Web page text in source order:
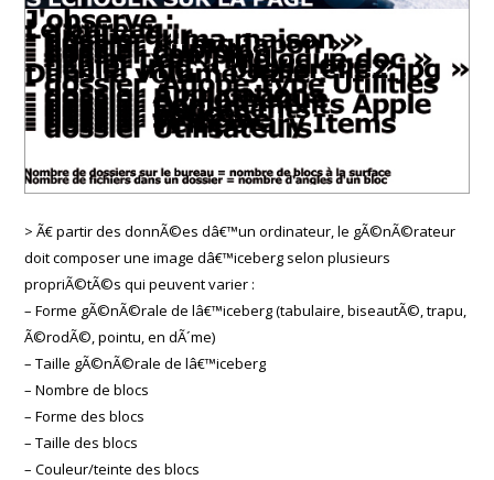
> Ã€ partir des donnÃ©es dâ€™un ordinateur, le gÃ©nÃ©rateur
doit composer une image dâ€™iceberg selon plusieurs
propriÃ©tÃ©s qui peuvent varier :
– Forme gÃ©nÃ©rale de lâ€™iceberg (tabulaire, biseautÃ©, trapu,
Ã©rodÃ©, pointu, en dÃ´me)
– Taille gÃ©nÃ©rale de lâ€™iceberg
– Nombre de blocs
– Forme des blocs
– Taille des blocs
– Couleur/teinte des blocs